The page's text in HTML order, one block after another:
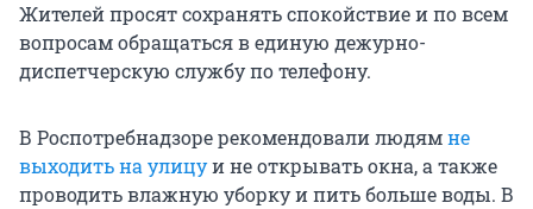
Жителей просят сохранять спокойствие и по всем
вопросам обращаться в единую дежурно-
диспетчерскую службу по телефону.
В Роспотребнадзоре рекомендовали людямне
выходить на улицуи не открывать окна, а также
проводить влажную уборку и пить больше воды. В